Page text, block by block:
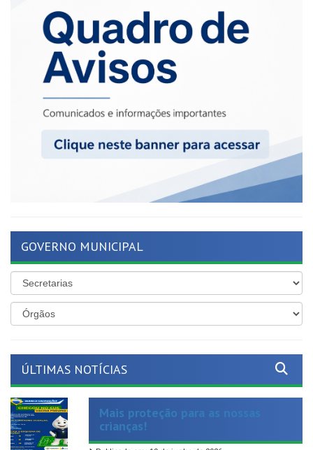
Mais proteção para as nossas
crianças!
Publicado em: 19 de junho de 2026